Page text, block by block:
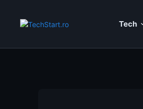
Tech